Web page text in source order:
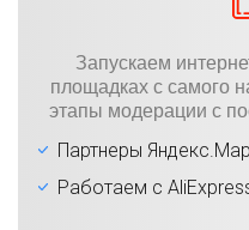
Запускаем
площадках с самого
этапы модерации с
Партнеры
Работаем с